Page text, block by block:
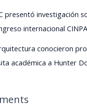
presentó investigación
internacional
conocieron
académica a Hunter